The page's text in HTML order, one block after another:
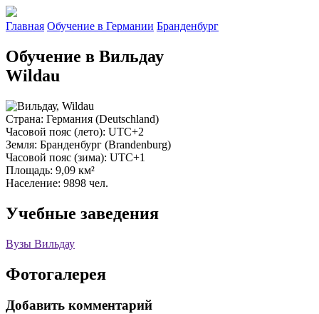
Главная Обучение в Германии Бранденбург
Обучение в Вильдау
Wildau
Страна: Германия (Deutschland)
Часовой пояс (лето): UTC+2
Земля: Бранденбург (Brandenburg)
Часовой пояс (зима): UTC+1
Площадь: 9,09 км²
Население: 9898 чел.
Учебные заведения
Вузы Вильдау
Фотогалерея
Добавить комментарий